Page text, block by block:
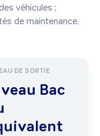
véhicules ;
de maintenance.
DE SORTIE
Bac